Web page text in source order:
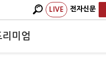
LIVE 전자신문
리미엄